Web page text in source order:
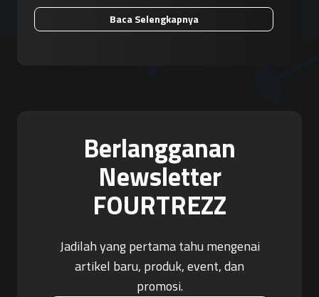
Baca Selengkapnya
Berlangganan
Newsletter
FOURTREZZ
Jadilah yang pertama tahu mengenai
artikel baru, produk, event, dan
promosi.